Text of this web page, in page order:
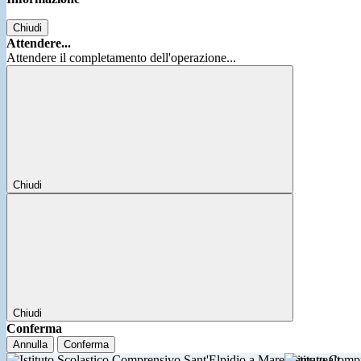
Chiudi
Attendere...
Attendere il completamento dell'operazione...
Chiudi
Chiudi
Conferma
Annulla Conferma